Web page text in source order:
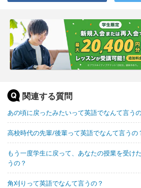
関連する質問
あの頃に戻ったみたいって英語でなんて言う
高校時代の先輩/後輩って英語でなんて言うの
もう一度学生に戻って、あなたの授業を受け
うの？
角刈りって英語でなんて言うの？